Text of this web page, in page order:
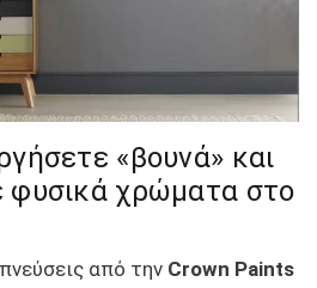
«βουνά» και
φυσικά χρώματα στο
από την Crown Paints